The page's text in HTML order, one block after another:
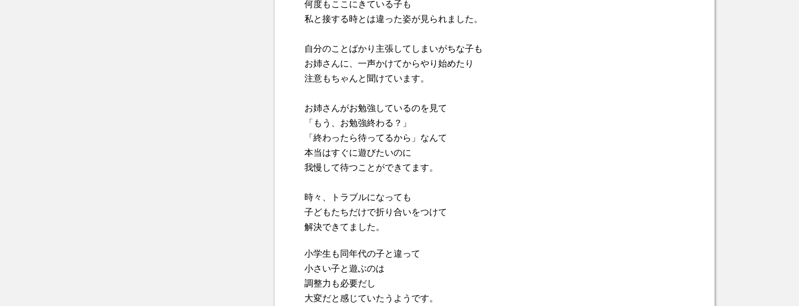
何度もここにきている子も
私と接する時とは違った姿が見られました。
自分のことばかり主張してしまいがちな子も
お姉さんに、一声かけてからやり始めたり
注意もちゃんと聞けています。
お姉さんがお勉強しているのを見て
「もう、お勉強終わる？」
「終わったら待ってるから」なんて
本当はすぐに遊びたいのに
我慢して待つことができてます。
時々、トラブルになっても
子どもたちだけで折り合いをつけて
解決できてました。
小学生も同年代の子と違って
小さい子と遊ぶのは
調整力も必要だし
大変だと感じていたうようです。